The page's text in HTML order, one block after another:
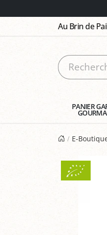
Au Brin de
PANIER
E-